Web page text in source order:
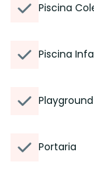
Piscina
Piscina
Playground
Portaria